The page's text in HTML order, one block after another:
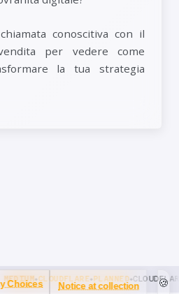
conoscitiva con il
per vedere come
la tua strategia
Choices Notice at collection 🍪